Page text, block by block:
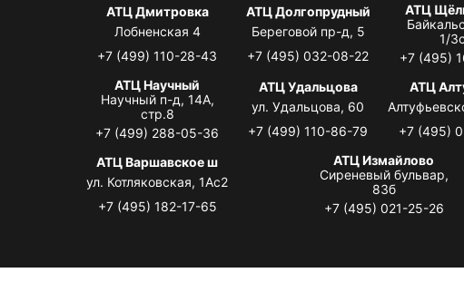
АТЦ Дмитровка
Лобненская 4
+7 (499) 110-28-43
АТЦ Долгопрудный
Береговой пр-д, 5
+7 (495) 032-08-22
АТЦ
1/
+7 (495)
АТЦ Научный
Научный п-д, 14А,
стр.8
+7 (499) 288-05-36
АТЦ Удальцова
ул. Удальцова, 60
+7 (499) 110-86-79
АТЦ
+7 (495)
АТЦ Варшавское ш
ул. Котляковская, 1Ас2
+7 (495) 182-17-65
АТЦ Измайлово
Сиреневый бульвар,
83б
+7 (495) 021-25-26